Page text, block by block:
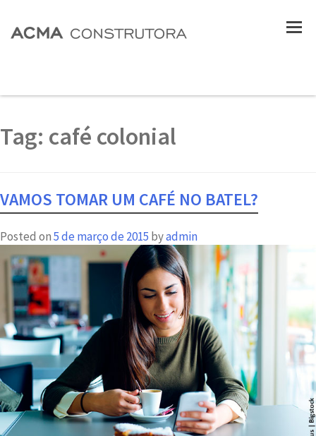
Tag: café colonial
VAMOS TOMAR UM CAFÉ NO BATEL?
Posted on5 de março de 2015 byadmin